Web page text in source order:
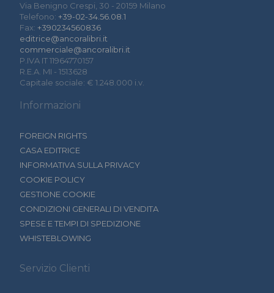
Via Benigno Crespi, 30 - 20159 Milano
Telefono: +39-02-34.56.08.1
Fax: +390234560836
editrice@ancoralibri.it
commerciale@ancoralibri.it
P.IVA IT 11964770157
R.E.A. MI - 1513628
Capitale sociale: € 1.248.000 i.v.
Informazioni
FOREIGN RIGHTS
CASA EDITRICE
INFORMATIVA SULLA PRIVACY
COOKIE POLICY
GESTIONE COOKIE
CONDIZIONI GENERALI DI VENDITA
SPESE E TEMPI DI SPEDIZIONE
WHISTEBLOWING
Servizio Clienti